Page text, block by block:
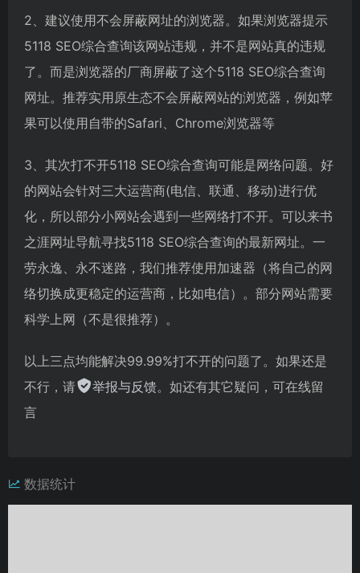
2、建议使用不会屏蔽网址的浏览器。如果浏览器提示
5118 SEO综合查询该网站违规，并不是网站真的违规
了。而是浏览器的厂商屏蔽了这个5118 SEO综合查询
网址。推荐实用原生态不会屏蔽网站的浏览器，例如苹
果可以使用自带的Safari、Chrome浏览器等
3、其次打不开5118 SEO综合查询可能是网络问题。好
的网站会针对三大运营商(电信、联通、移动)进行优
化，所以部分小网站会遇到一些网络打不开。可以来书
之涯网址导航寻找5118 SEO综合查询的最新网址。一
劳永逸、永不迷路，我们推荐使用加速器（将自己的网
络切换成更稳定的运营商，比如电信）。部分网站需要
科学上网（不是很推荐）。
以上三点均能解决99.99%打不开的问题了。如果还是
不行，请
举报与反馈。如还有其它疑问，可在线留
言
数据统计